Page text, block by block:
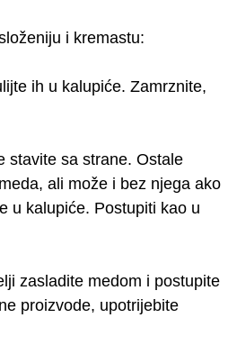
i kremastu:
ih u kalupiće. Zamrznite,
stavite sa strane. Ostale
ali može i bez njega ako
u kalupiće. Postupiti kao u
zasladite medom i postupite
proizvode, upotrijebite